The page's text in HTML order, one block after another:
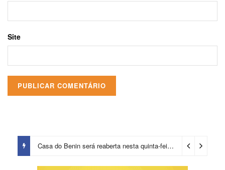
Site
Casa do Benin será reaberta nesta quinta-feira (6) 2 dias ago